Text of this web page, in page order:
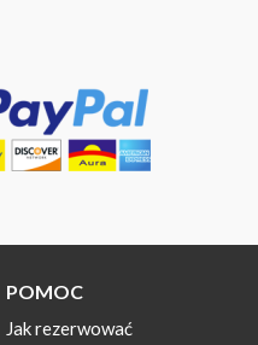
POMOC
Jak rezerwować